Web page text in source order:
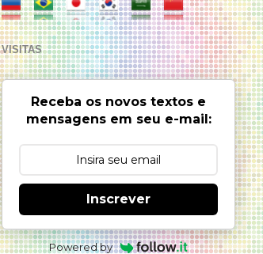
VISITAS
Receba os novos textos e
mensagens em seu e-mail:
Inscrever
Powered by